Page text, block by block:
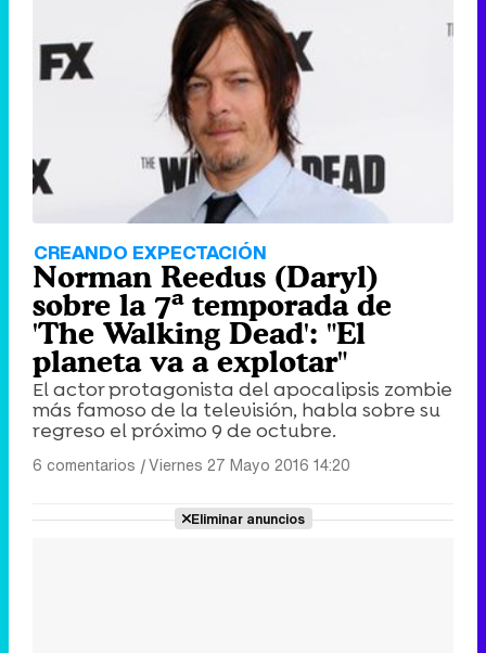
CREANDO EXPECTACIÓN
Norman Reedus (Daryl)
sobre la 7ª temporada de
'The Walking Dead': "El
planeta va a explotar"
El actor protagonista del apocalipsis zombie
más famoso de la televisión, habla sobre su
regreso el próximo 9 de octubre.
6 comentarios |Viernes 27 Mayo 2016 14:20
Eliminar anuncios